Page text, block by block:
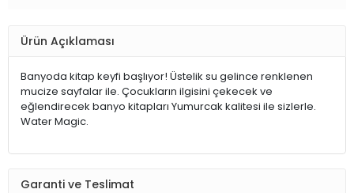
Ürün Açıklaması
Banyoda kitap keyfi başlıyor! Üstelik su gelince renklenen
mucize sayfalar ile. Çocukların ilgisini çekecek ve
eğlendirecek banyo kitapları Yumurcak kalitesi ile sizlerle.
Water Magic.
Garanti ve Teslimat